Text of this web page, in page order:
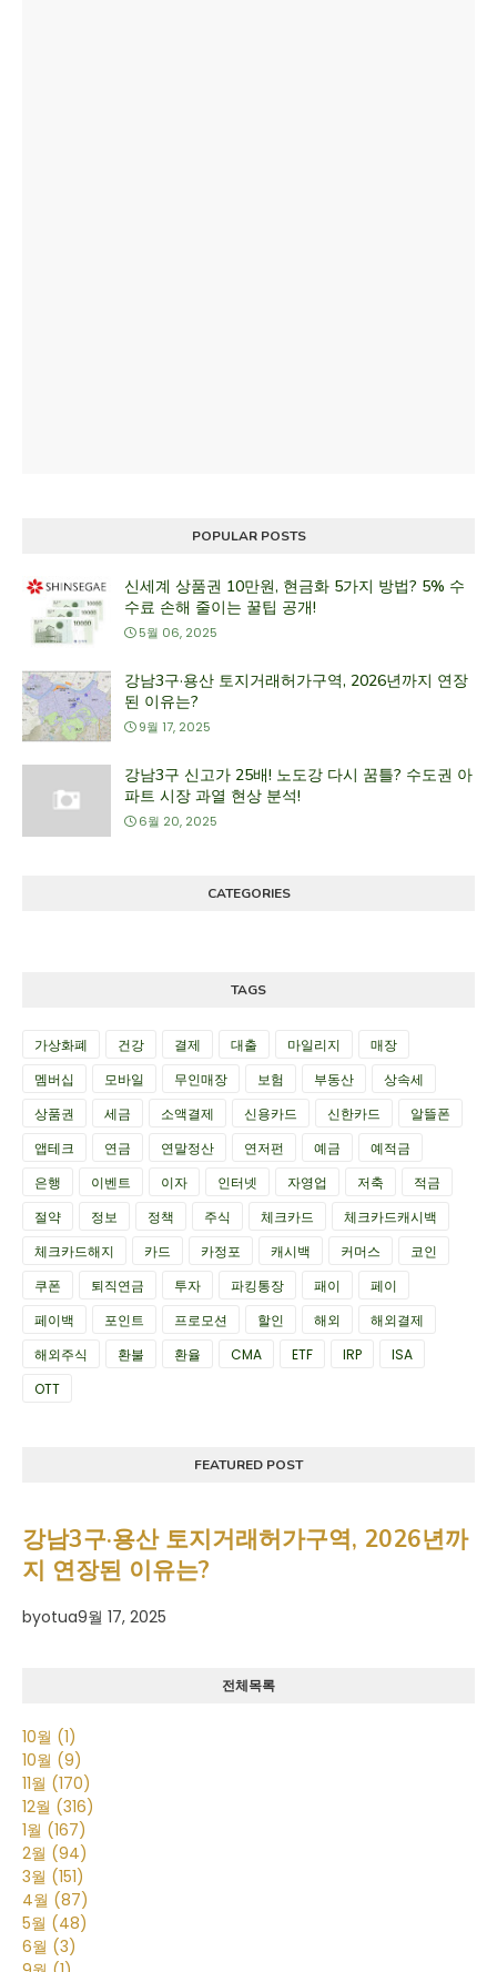
POPULAR POSTS
신세계 상품권 10만원, 현금화 5가지 방법? 5% 수
수료 손해 줄이는 꿀팁 공개!
5월 06, 2025
강남3구·용산 토지거래허가구역, 2026년까지 연장
된 이유는?
9월 17, 2025
강남3구 신고가 25배! 노도강 다시 꿈틀? 수도권 아
파트 시장 과열 현상 분석!
6월 20, 2025
CATEGORIES
TAGS
가상화폐 건강 결제 대출 마일리지
매장
멤버십
모바일 무인매장 보험 부동산
상속세
상품권
세금 소액결제 신용카드 신한카드
알뜰폰
앱테크
연금 연말정산 연저펀 예금
예적금
은행
이벤트 이자 인터넷 자영업 저축
적금
절약
정보 정책 주식 체크카드
체크카드캐시백
체크카드해지
카드 카정포 캐시백 커머스
코인
쿠폰
퇴직연금 투자 파킹통장 패이
페이
페이백
포인트 프로모션 할인 해외
해외결제
해외주식
환불 환율 CMA ETF IRP
ISA
OTT
FEATURED POST
강남3구·용산 토지거래허가구역, 2026년까
지 연장된 이유는?
byotua9월 17, 2025
전체목록
10월 (1)
10월 (9)
11월 (170)
12월 (316)
1월 (167)
2월 (94)
3월 (151)
4월 (87)
5월 (48)
6월 (3)